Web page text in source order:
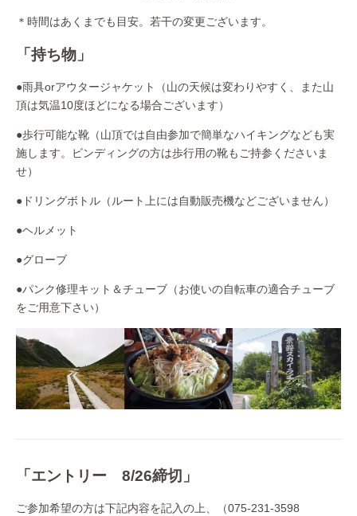
＊時間はあくまでも目安。若干の変更ございます。
「持ち物」
●雨具orアウタージャケット（山の天候は変わりやすく、また山
頂は気温10度ほどになる場合ございます）
●歩行可能な靴（山頂では自由参加で簡単なハイキングなども実
施します。ビンディングの方は歩行用の靴もご持参くださいま
せ）
●ドリングボトル（ルート上には自動販売機などございません）
●ヘルメット
●グローブ
●パンク修理キット＆チューブ（お使いの自転車の適合チューブ
をご用意下さい）
「エントリー 8/26締切」
ご参加希望の方は下記内容を記入の上、（075-231-3598